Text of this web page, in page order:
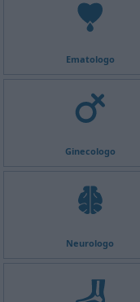
Ematologo
Ginecologo
Neurologo